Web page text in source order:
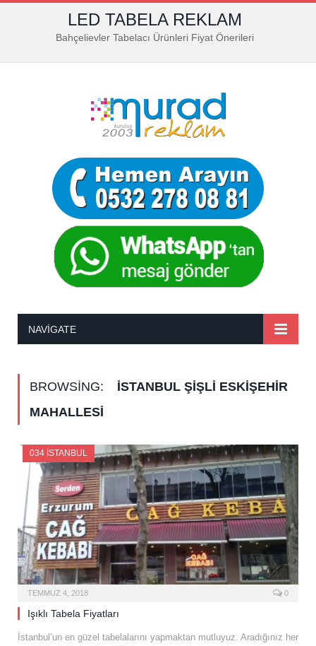
LED TABELA REKLAM
Bahçelievler Tabelacı Ürünleri Fiyat Önerileri
NAVIGATE
BROWSING:
İSTANBUL ŞIŞLI ESKIŞEHIR
MAHALLESI
034 İSTANBUL
TEMMUZ 4, 2018 0
Işıklı Tabela Fiyatları
İstanbul’un en güzel tabelalarını yapmaktan mutluyuz. Aradığınız her